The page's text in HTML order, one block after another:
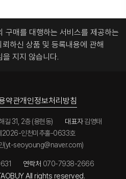
구매를 대행하는 서비스를 제공하는
하신 상품 및 등록내용에 관해
을 지지 않습니다.
약관개인정보처리방침
길 31, 2층 (용현동) 대표자김영태
인천미추홀-0633호
(yt-seoyoung@naver.com)
연락처 070-7938-2666
All rights reserved.